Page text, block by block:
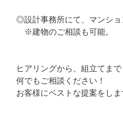
◎設計事務所にて、マンショ
※建物のご相談も可能。
ヒアリングから、組立てまで
何でもご相談ください！
お客様にベストな提案をしま